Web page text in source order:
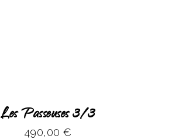
Les Passeuses 3/3
490,00 €